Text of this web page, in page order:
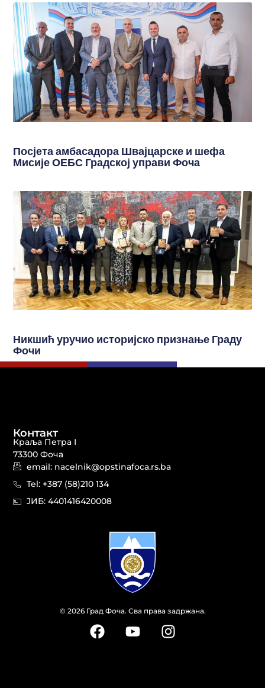
Посјета амбасадора Швајцарске и шефа
Мисије ОЕБС Градској управи Фоча
Никшић уручио историјско признање Граду
Фочи
© 2026 Град Фоча. Сва права задржана.
Контакт
Краља Петра I
73300 Фоча
email: nacelnik@opstinafoca.rs.ba
Tel: +387 (58)210 134
JИБ: 44014164​20008